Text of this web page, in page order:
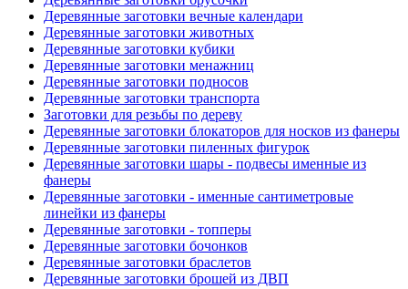
Деревянные заготовки вечные календари
Деревянные заготовки животных
Деревянные заготовки кубики
Деревянные заготовки менажниц
Деревянные заготовки подносов
Деревянные заготовки транспорта
Заготовки для резьбы по дереву
Деревянные заготовки блокаторов для носков из фанеры
Деревянные заготовки пиленных фигурок
Деревянные заготовки шары - подвесы именные из
фанеры
Деревянные заготовки - именные сантиметровые
линейки из фанеры
Деревянные заготовки - топперы
Деревянные заготовки бочонков
Деревянные заготовки браслетов
Деревянные заготовки брошей из ДВП